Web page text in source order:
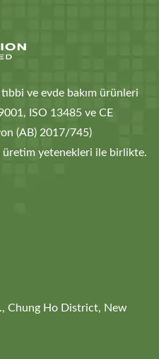
ve evde bakım ürünleri
ISO 13485 ve CE
(AB) 2017/745)
üretim yetenekleri ile birlikte.
Chung Ho District, New